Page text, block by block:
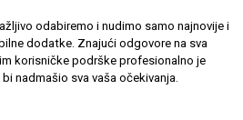
odabiremo i nudimo samo najnovije i
dodatke. Znajući odgovore na sva
korisničke podrške profesionalno je
nadmašio sva vaša očekivanja.